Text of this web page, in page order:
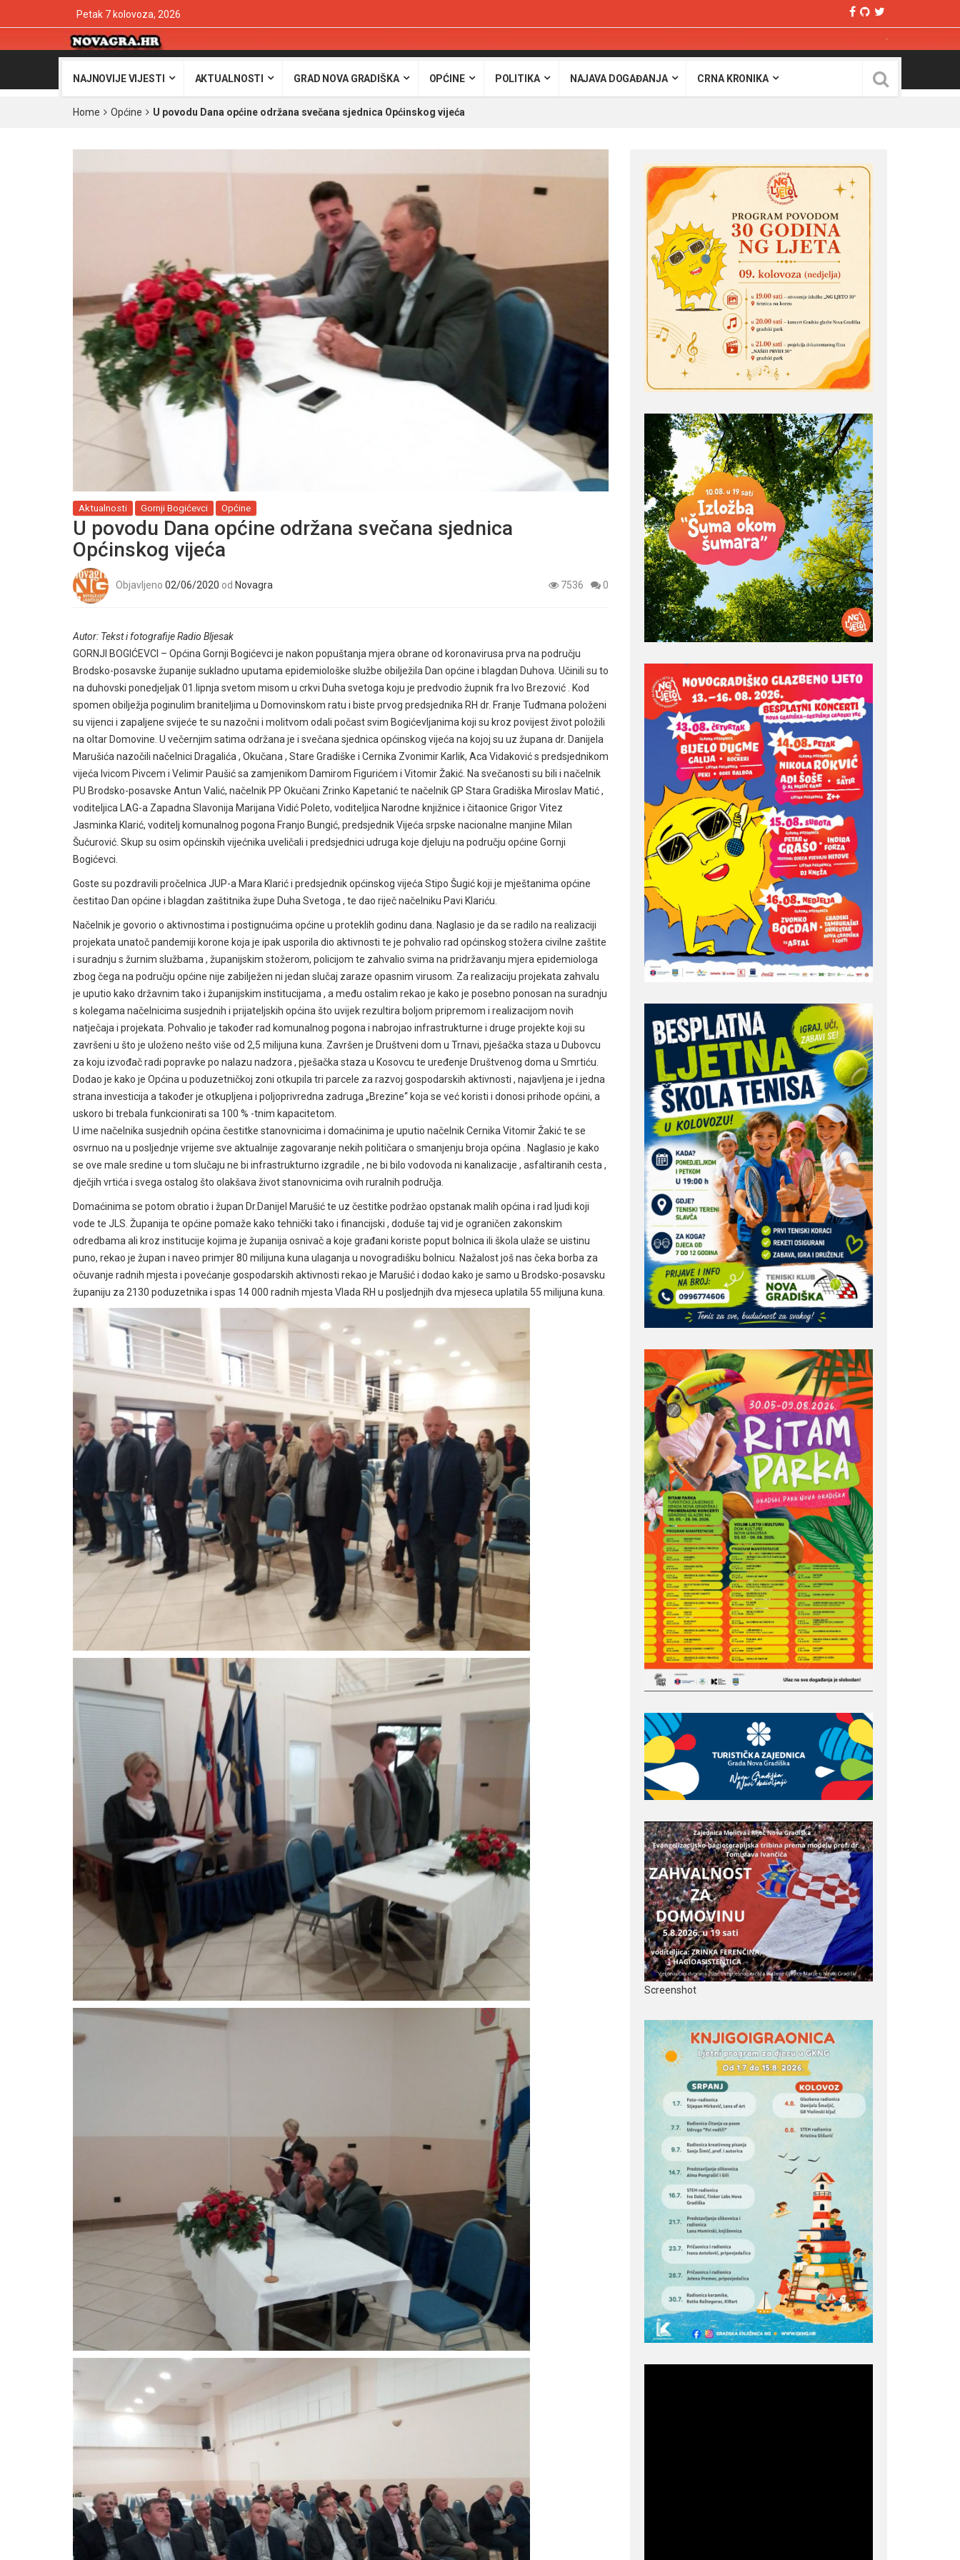
Petak 7 kolovoza, 2026
NAJNOVIJE VIJESTI AKTUALNOSTI GRAD NOVA GRADIŠKA OPĆINE POLITIKA NAJAVA DOGAĐANJA CRNA KRONIKA
Home Općine U povodu Dana općine održana svečana sjednica Općinskog vijeća
Aktualnosti Gornji Bogićevci Općine
U povodu Dana općine održana svečana sjednica
Općinskog vijeća
Objavljeno 02/06/2020 od Novagra 7536 0
Autor: Tekst i fotografije Radio Bljesak
GORNJI BOGIĆEVCI – Općina Gornji Bogićevci je nakon popuštanja mjera obrane od koronavirusa prva na području
Brodsko-posavske županije sukladno uputama epidemiološke službe obilježila Dan općine i blagdan Duhova. Učinili su to
na duhovski ponedjeljak 01.lipnja svetom misom u crkvi Duha svetoga koju je predvodio župnik fra Ivo Brezović . Kod
spomen obilježja poginulim braniteljima u Domovinskom ratu i biste prvog predsjednika RH dr. Franje Tuđmana položeni
su vijenci i zapaljene svijeće te su nazočni i molitvom odali počast svim Bogićevljanima koji su kroz povijest život položili
na oltar Domovine. U večernjim satima održana je i svečana sjednica općinskog vijeća na kojoj su uz župana dr. Danijela
Marušića nazočili načelnici Dragalića , Okučana , Stare Gradiške i Cernika Zvonimir Karlik, Aca Vidaković s predsjednikom
vijeća Ivicom Pivcem i Velimir Paušić sa zamjenikom Damirom Figurićem i Vitomir Žakić. Na svečanosti su bili i načelnik
PU Brodsko-posavske Antun Valić, načelnik PP Okučani Zrinko Kapetanić te načelnik GP Stara Gradiška Miroslav Matić ,
voditeljica LAG-a Zapadna Slavonija Marijana Vidić Poleto, voditeljica Narodne knjižnice i čitaonice Grigor Vitez
Jasminka Klarić, voditelj komunalnog pogona Franjo Bungić, predsjednik Vijeća srpske nacionalne manjine Milan
Šućurović. Skup su osim općinskih vijećnika uveličali i predsjednici udruga koje djeluju na području općine Gornji
Bogićevci.
Goste su pozdravili pročelnica JUP-a Mara Klarić i predsjednik općinskog vijeća Stipo Šugić koji je mještanima općine
čestitao Dan općine i blagdan zaštitnika župe Duha Svetoga , te dao riječ načelniku Pavi Klariću.
Načelnik je govorio o aktivnostima i postignućima općine u proteklih godinu dana. Naglasio je da se radilo na realizaciji
projekata unatoč pandemiji korone koja je ipak usporila dio aktivnosti te je pohvalio rad općinskog stožera civilne zaštite
i suradnju s žurnim službama , županijskim stožerom, policijom te zahvalio svima na pridržavanju mjera epidemiologa
zbog čega na području općine nije zabilježen ni jedan slučaj zaraze opasnim virusom. Za realizaciju projekata zahvalu
je uputio kako državnim tako i županijskim institucijama , a među ostalim rekao je kako je posebno ponosan na suradnju
s kolegama načelnicima susjednih i prijateljskih općina što uvijek rezultira boljom pripremom i realizacijom novih
natječaja i projekata. Pohvalio je također rad komunalnog pogona i nabrojao infrastrukturne i druge projekte koji su
završeni u što je uloženo nešto više od 2,5 milijuna kuna. Završen je Društveni dom u Trnavi, pješačka staza u Dubovcu
za koju izvođač radi popravke po nalazu nadzora , pješačka staza u Kosovcu te uređenje Društvenog doma u Smrtiću.
Dodao je kako je Općina u poduzetničkoj zoni otkupila tri parcele za razvoj gospodarskih aktivnosti , najavljena je i jedna
strana investicija a također je otkupljena i poljoprivredna zadruga „Brezine“ koja se već koristi i donosi prihode općini, a
uskoro bi trebala funkcionirati sa 100 % -tnim kapacitetom.
U ime načelnika susjednih općina čestitke stanovnicima i domaćinima je uputio načelnik Cernika Vitomir Žakić te se
osvrnuo na u posljednje vrijeme sve aktualnije zagovaranje nekih političara o smanjenju broja općina . Naglasio je kako
se ove male sredine u tom slučaju ne bi infrastrukturno izgradile , ne bi bilo vodovoda ni kanalizacije , asfaltiranih cesta ,
dječjih vrtića i svega ostalog što olakšava život stanovnicima ovih ruralnih područja.
Domaćinima se potom obratio i župan Dr.Danijel Marušić te uz čestitke podržao opstanak malih općina i rad ljudi koji
vode te JLS. Županija te općine pomaže kako tehnički tako i financijski , doduše taj vid je ograničen zakonskim
odredbama ali kroz institucije kojima je županija osnivač a koje građani koriste poput bolnica ili škola ulaže se uistinu
puno, rekao je župan i naveo primjer 80 milijuna kuna ulaganja u novogradišku bolnicu. Nažalost još nas čeka borba za
očuvanje radnih mjesta i povećanje gospodarskih aktivnosti rekao je Marušić i dodao kako je samo u Brodsko-posavsku
županiju za 2130 poduzetnika i spas 14 000 radnih mjesta Vlada RH u posljednjih dva mjeseca uplatila 55 milijuna kuna.
Screenshot